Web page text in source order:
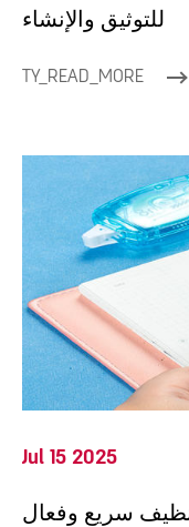
للتوثيق والإنشاء
TY_READ_MORE
Jul 15 2025
سريع وفعال